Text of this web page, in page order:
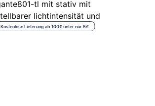
Kostenlose Lieferung ab 100€ unter nur 5€